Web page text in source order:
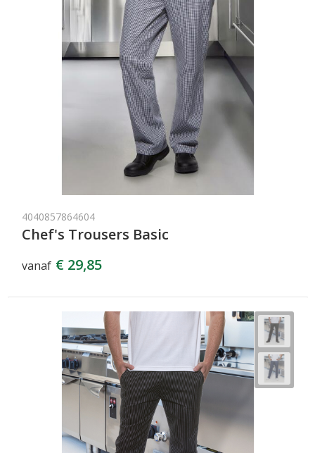
4040857864604
Chef's Trousers Basic
vanaf € 29,85